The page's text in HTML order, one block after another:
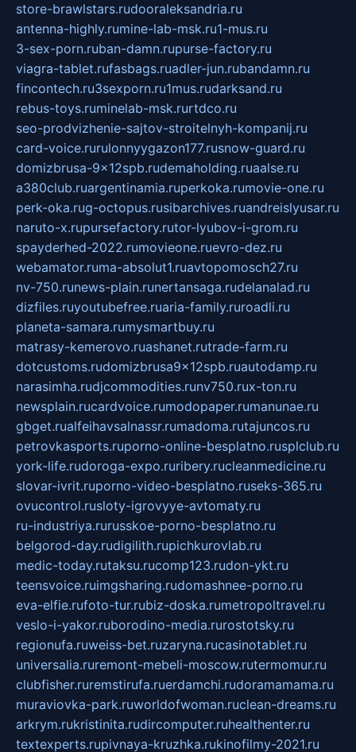
store-brawlstars.rudooraleksandria.ru
antenna-highly.rumine-lab-msk.ru1-mus.ru
3-sex-porn.ruban-damn.rupurse-factory.ru
viagra-tablet.rufasbags.ruadler-jun.rubandamn.ru
fincontech.ru3sexporn.ru1mus.rudarksand.ru
rebus-toys.ruminelab-msk.rurtdco.ru
seo-prodvizhenie-sajtov-stroitelnyh-kompanij.ru
card-voice.rurulonnyygazon177.rusnow-guard.ru
domizbrusa-9x12spb.rudemaholding.ruaalse.ru
a380club.ruargentinamia.ruperkoka.rumovie-one.ru
perk-oka.rug-octopus.rusibarchives.ruandreislyusar.ru
naruto-x.rupursefactory.rutor-lyubov-i-grom.ru
spayderhed-2022.rumovieone.ruevro-dez.ru
webamator.ruma-absolut1.ruavtopomosch27.ru
nv-750.runews-plain.runertansaga.rudelanalad.ru
dizfiles.ruyoutubefree.ruaria-family.ruroadli.ru
planeta-samara.rumysmartbuy.ru
matrasy-kemerovo.ruashanet.rutrade-farm.ru
dotcustoms.rudomizbrusa9x12spb.ruautodamp.ru
narasimha.rudjcommodities.runv750.rux-ton.ru
newsplain.rucardvoice.rumodopaper.rumanunae.ru
gbget.rualfeihavsalnassr.rumadoma.rutajuncos.ru
petrovkasports.ruporno-online-besplatno.rusplclub.ru
york-life.rudoroga-expo.ruribery.rucleanmedicine.ru
slovar-ivrit.ruporno-video-besplatno.ruseks-365.ru
ovucontrol.rusloty-igrovyye-avtomaty.ru
ru-industriya.rurusskoe-porno-besplatno.ru
belgorod-day.rudigilith.rupichkurovlab.ru
medic-today.rutaksu.rucomp123.rudon-ykt.ru
teensvoice.ruimgsharing.rudomashnee-porno.ru
eva-elfie.rufoto-tur.rubiz-doska.rumetropoltravel.ru
veslo-i-yakor.ruborodino-media.rurostotsky.ru
regionufa.ruweiss-bet.ruzaryna.rucasinotablet.ru
universalia.ruremont-mebeli-moscow.rutermomur.ru
clubfisher.ruremstirufa.ruerdamchi.rudoramamama.ru
muraviovka-park.ruworldofwoman.ruclean-dreams.ru
arkrym.rukristinita.rudircomputer.ruhealthenter.ru
textexperts.rupivnaya-kruzhka.rukinofilmy-2021.ru